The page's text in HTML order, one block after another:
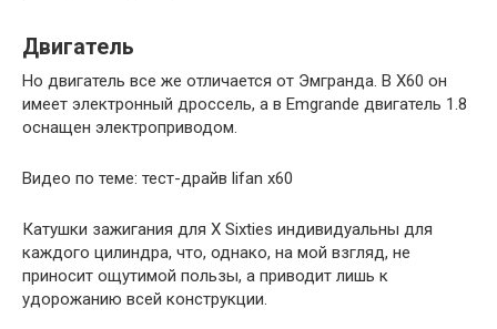
Двигатель
Но двигатель все же отличается от Эмгранда. В X60 он
имеет электронный дроссель, а в Emgrande двигатель 1.8
оснащен электроприводом.
Видео по теме: тест-драйв lifan x60
Катушки зажигания для X Sixties индивидуальны для
каждого цилиндра, что, однако, на мой взгляд, не
приносит ощутимой пользы, а приводит лишь к
удорожанию всей конструкции.